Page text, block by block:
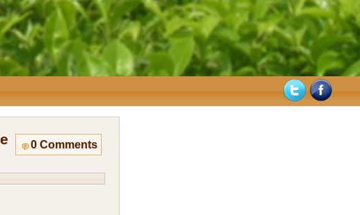
0 Comments